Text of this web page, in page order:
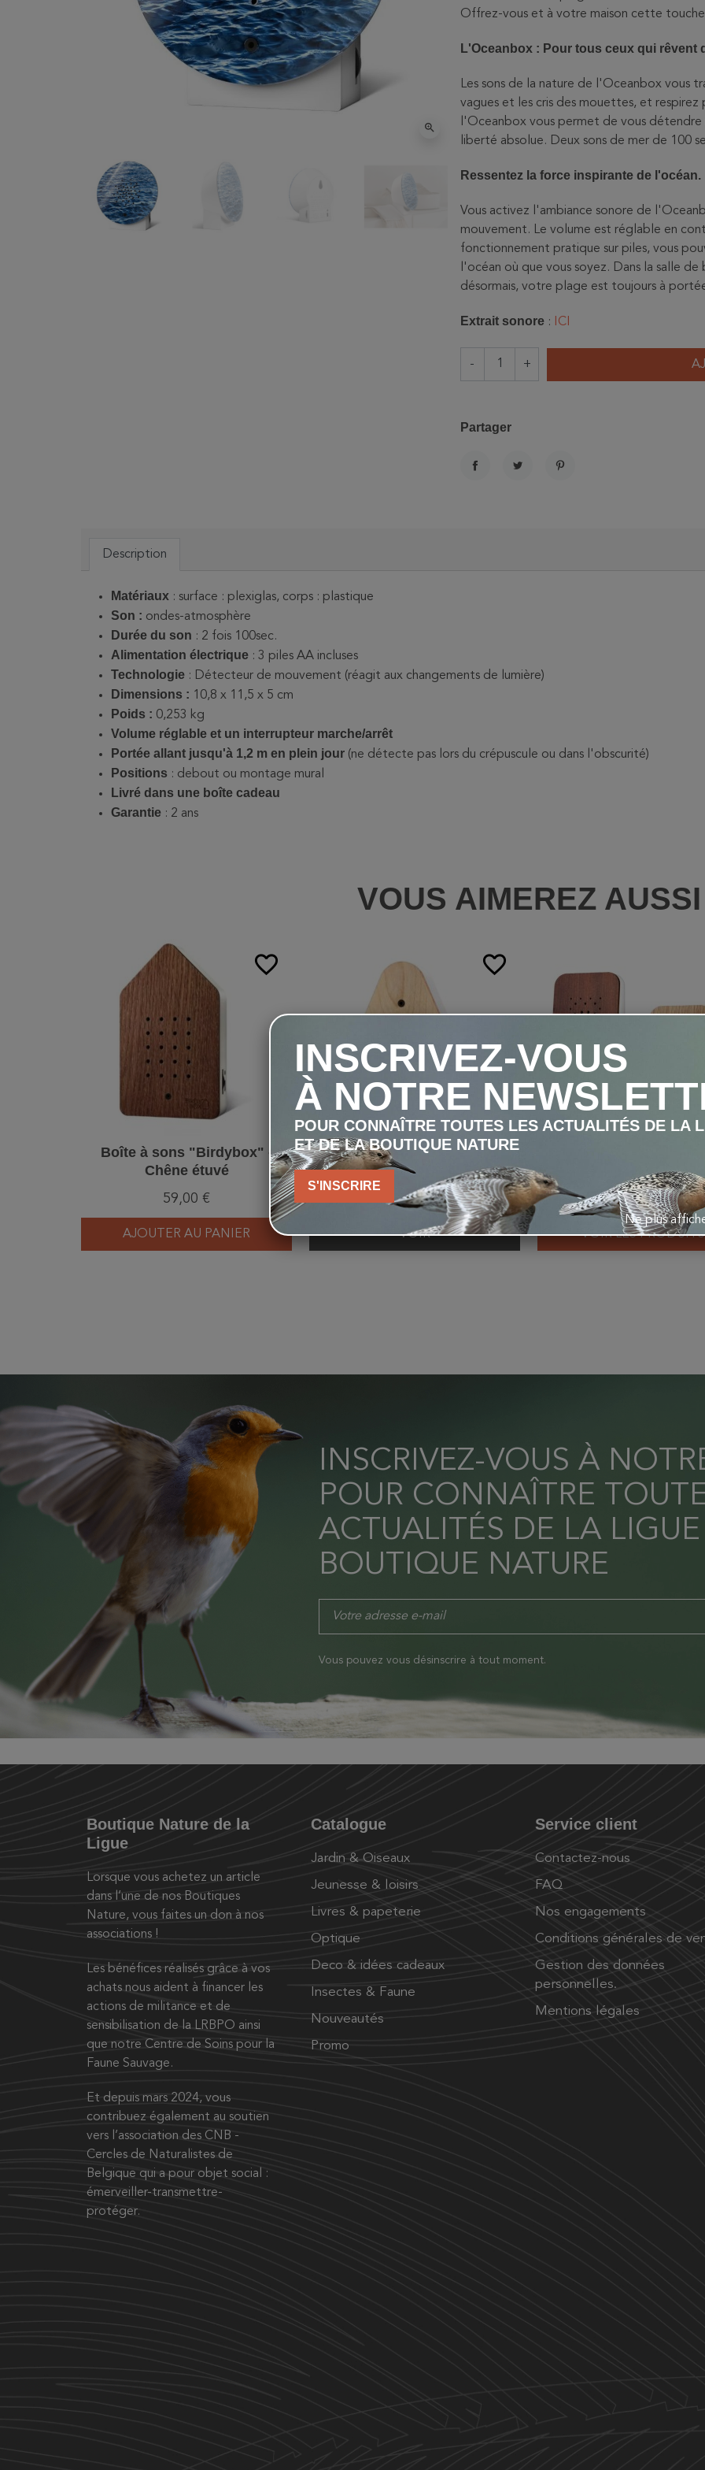
zoom_in
Offrez-vous et à votre maison cette touche
L'Oceanbox : Pour tous ceux qui rêvent
Les sons de la nature de l'Oceanbox vous
vagues et les cris des mouettes, et
l'Oceanbox vous permet de vous
liberté absolue. Deux sons de mer de 100
Ressentez la force inspirante de l'océan.
Vous activez l'ambiance sonore de
mouvement. Le volume est réglable en
fonctionnement pratique sur piles, vous
l'océan où que vous soyez. Dans la salle
désormais, votre plage est toujours à
Extrait sonore : ICI
- +
Partager
Description
Matériaux : surface : plexiglas, corps : plastique
Son : ondes-atmosphère
Durée du son : 2 fois 100sec.
Alimentation électrique : 3 piles AA incluses
Technologie : Détecteur de mouvement (réagit aux changements de lumière)
Dimensions : 10,8 x 11,5 x 5 cm
Poids : 0,253 kg
Volume réglable et un interrupteur marche/arrêt
Portée allant jusqu'à 1,2 m en plein jour (ne détecte pas lors du crépuscule ou dans l'obscurité)
Positions : debout ou montage mural
Livré dans une boîte cadeau
Garantie : 2 ans
VOUS AIMEREZ AUSSI
favorite_border
Boîte à sons "Birdybox" -
Chêne étuvé
59,00 €
AJOUTER AU PANIER
favorite_border
Boîte à sons "Lakesidebox" -
Bouleau
59,00 €
VOIR
Style Teck ou en
À partir de 69,00 €
VOIR LES PRODUITS
INSCRIVEZ-VOUS À
POUR CONNAÎTRE
ACTUALITÉS DE LA
BOUTIQUE NATURE
Vous pouvez vous désinscrire à tout moment.
Boutique Nature de la
Ligue
Lorsque vous achetez un article
dans l’une de nos Boutiques
Nature, vous faites un don à nos
associations !
Les bénéfices réalisés grâce à vos
achats nous aident à financer les
actions de militance et de
sensibilisation de la LRBPO ainsi
que notre Centre de Soins pour la
Faune Sauvage.
Et depuis mars 2024, vous
contribuez également au soutien
vers l’association des CNB -
Cercles de Naturalistes de
Belgique qui a pour objet social :
émerveiller-transmettre-
protéger.
Catalogue
Jardin & Oiseaux
Jeunesse & loisirs
Livres & papeterie
Optique
Deco & idées cadeaux
Insectes & Faune
Nouveautés
Promo
Service client
Contactez-nous
FAQ
Nos engagements
Conditions générales de
Gestion des données
personnelles.
Mentions légales
INSCRIVEZ-VOUS
À NOTRE
POUR CONNAÎTRE TOUTES LES ACTUALITÉS DE LA
ET DE LA BOUTIQUE NATURE
S'INSCRIRE
Ne plus